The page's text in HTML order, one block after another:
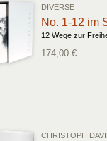
DIVERSE
No. 1-12 im
12 Wege zur
174,00 €
CHRISTOPH